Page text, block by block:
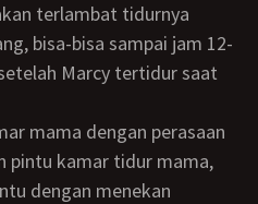
terlambat tidurnya
bisa-bisa sampai jam 12-
Marcy tertidur saat
pintu kamar tidur mama,
dengan menekan